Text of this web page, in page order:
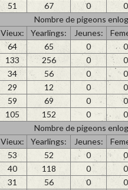
51 67 0 0
Nombre de pigeons
Vieux:
Yearlings: Jeunes:
64 65 0 0
133 256 0 0
34 56 0 0
29 12 0 0
59 69 0 0
105 152 0 0
Nombre de pigeons
Vieux:
Yearlings: Jeunes:
53 52 0 0
40 118 0 0
31 56 0 0